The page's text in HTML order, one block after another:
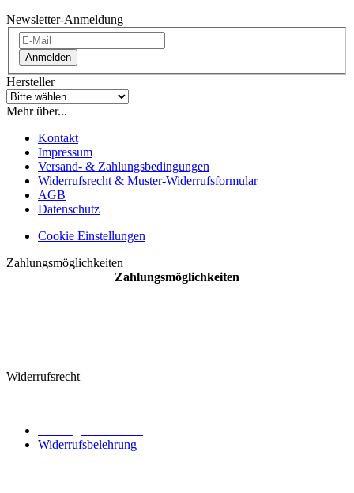
Newsletter-Anmeldung
Anmelden
Hersteller
Mehr über...
Kontakt
Impressum
Versand- & Zahlungsbedingungen
Widerrufsrecht & Muster-Widerrufsformular
AGB
Datenschutz
Cookie Einstellungen
Zahlungsmöglichkeiten
Zahlungsmöglichkeiten
Widerrufsrecht
Widerrufsbelehrung